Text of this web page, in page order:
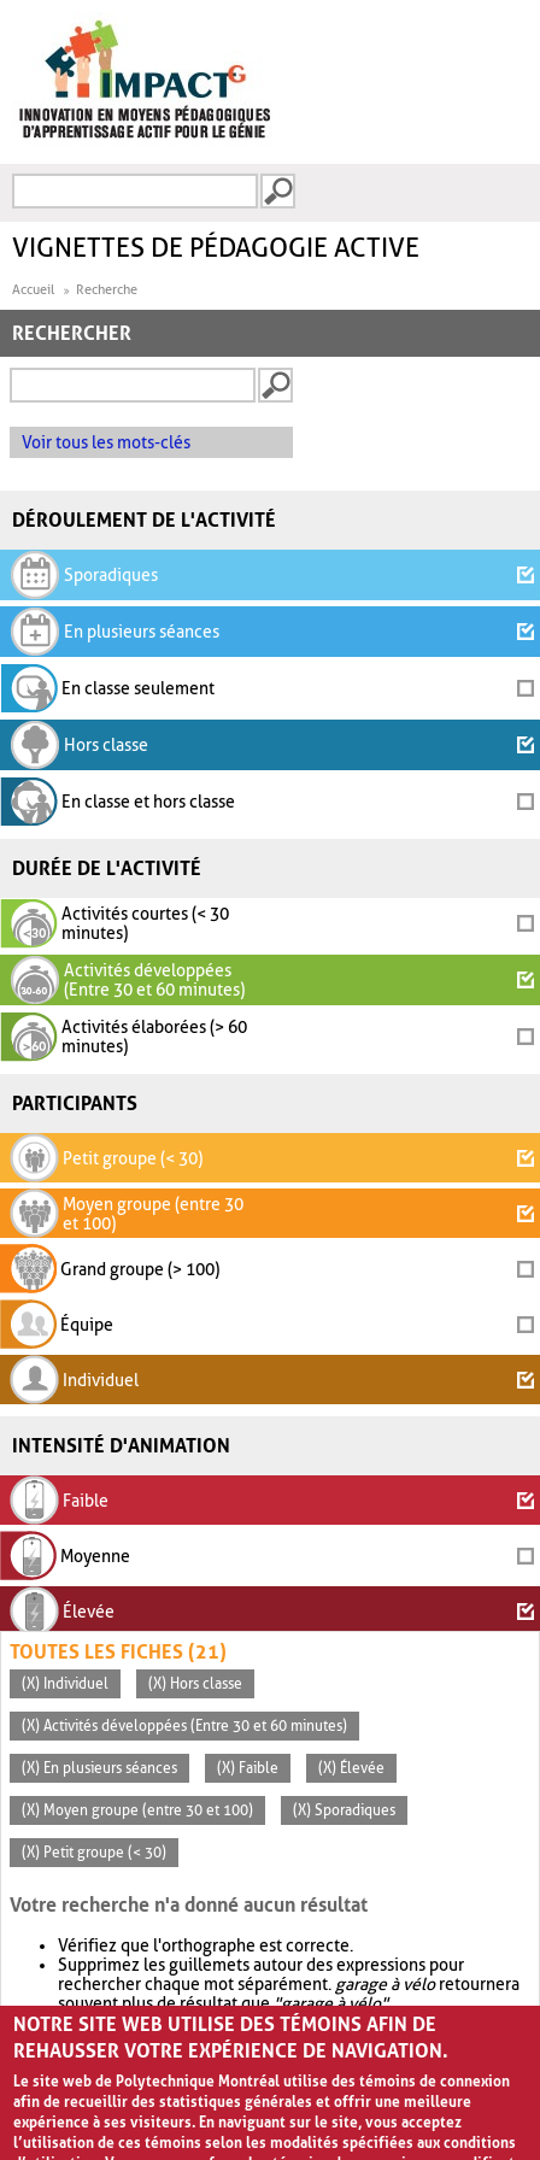
FORMULAIRE DE
VIGNETTES DE PÉDAGOGIE ACTIVE
Accueil Recherche
RECHERCHER
Voir tous les mots-clés
DÉROULEMENT DE L'ACTIVITÉ
Sporadiques
En plusieurs séances
En classe seulement
Hors classe
En classe et hors classe
DURÉE DE L'ACTIVITÉ
Activités courtes (< 30
minutes)
Activités développées
(Entre 30 et 60 minutes)
Activités élaborées (> 60
minutes)
PARTICIPANTS
Petit groupe (< 30)
Moyen groupe (entre 30
et 100)
Grand groupe (> 100)
Équipe
Individuel
INTENSITÉ D'ANIMATION
Faible
Moyenne
Élevée
TOUTES LES FICHES (21)
(X) Individuel (X) Hors classe
(X) Activités développées (Entre 30 et 60 minutes)
(X) En plusieurs séances (X) Faible (X) Élevée
(X) Moyen groupe (entre 30 et 100) (X) Sporadiques
(X) Petit groupe (< 30)
Votre recherche n'a donné aucun résultat
Vérifiez que l'orthographe est correcte.
Supprimez les guillemets autour des expressions pour
rechercher chaque mot séparément. garage à véloretournera
souvent plus de résultat que"garage à vélo".
Envisagez d'élargir votre recherche avec OR.garage OR vélo
retournera souvent plus de résultat quegarage à vélo
NOTRE SITE WEB UTILISE DES TÉMOINS AFIN DE
REHAUSSER VOTRE EXPÉRIENCE DE NAVIGATION.
Le site web de Polytechnique Montréal utilise des témoins de connexion
afin de recueillir des statistiques générales et offrir une meilleure
expérience à ses visiteurs. En naviguant sur le site, vous acceptez
l’utilisation de ces témoins selon les modalités spécifiées aux conditions